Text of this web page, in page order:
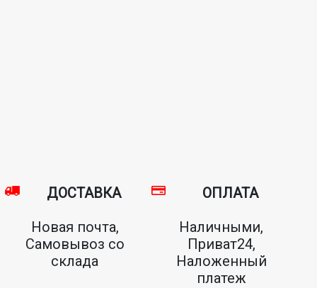
ДОСТАВКА
Новая почта,
Самовывоз со
склада
ОПЛАТА
Наличными,
Приват24,
Наложенный
платеж